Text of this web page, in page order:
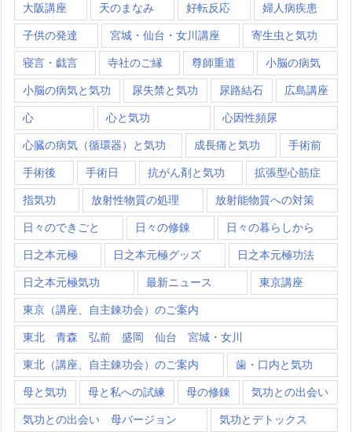
大阪講座 天のまなみ 好転反応 婦人病疾患
子供の発達 宮城・仙台・女川講座 寄生虫と気功
寝言・戯言 寺社のご縁 尊師重道 小脳の病気
小脳の病気と気功 尿失禁と気功 尿路結石 広島講座
心 心と気功 心因性頻尿
心臓の病気（循環器）と気功 成長痛と気功 手術前
手術後 手術日 抗がん剤と気功 拡張型心筋症
指気功 放射性物質の処理 放射能物質への対策
日々のできごと 日々の修錬 日々の暮らしから
日之本元極 日之本元極グッズ 日之本元極功法
日之本元極気功 最新ニュース 東京講座
東京（講座、自主錬功会）のご案内
東北 青森 弘前 盛岡 仙台 宮城・女川
東北（講座、自主錬功会）のご案内 歯・口内と気功
母と気功 母と私への試練 母の修錬 気功との出会い
気功との出会い 母バージョン 気功とデトックス